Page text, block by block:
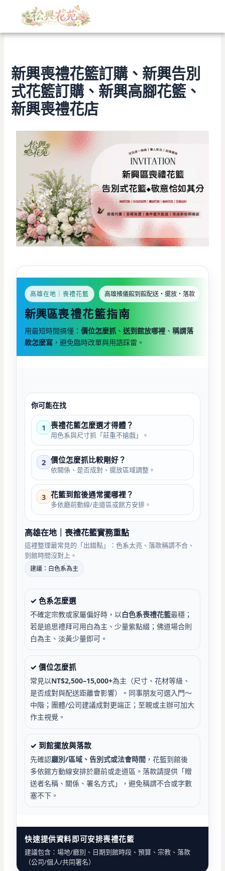
類
新興喪禮花籃訂購、新興告別
式花籃訂購、新興高腳花籃、
新興喪禮花店
高雄在地｜喪禮花籃 高雄殯儀館到館配送・擺放・落款
新興區喪禮花籃指南
用最短時間搞懂：價位怎麼抓 、送到館放哪裡 、稱謂落
款怎麼寫 ，避免臨時改單與用語踩雷。
你可能在找
1 喪禮花籃怎麼選才得體？
用色系與尺寸抓「莊重不搶戲」。
2 價位怎麼抓比較剛好？
依關係、是否成對、擺放區域調整。
3 花籃到館後通常擺哪裡？
多依廳前動線/走道區或館方安排。
高雄在地｜喪禮花籃實務重點
這裡整理最常見的「出錯點」：色系太亮、落款稱謂不合、
到館時間沒對上。
建議：白色系為主
✓ 色系怎麼選
不確定宗教或家屬偏好時，以白色系喪禮花籃最穩；
若是追思禮拜可用白為主、少量紫點綴；佛道場合則
白為主、淡黃少量即可。
✓ 價位怎麼抓
常見以NT$2,500–15,000+為主（尺寸、花材等級、
是否成對與配送距離會影響）。同事朋友可選入門～
中階；團體/公司建議成對更端正；至親或主辦可加大
作主視覺。
✓ 到館擺放與落款
先確認廳別/區域、告別式或法會時間 ，花籃到館後
多依館方動線安排於廳前或走道區。落款請提供「贈
送者名稱、關係、署名方式」，避免稱謂不合或字數
塞不下。
快速提供資料即可安排喪禮花籃
建議包含：場地/廳別、日期到館時段、預算、宗教、落款
（公司/個人/共同署名）